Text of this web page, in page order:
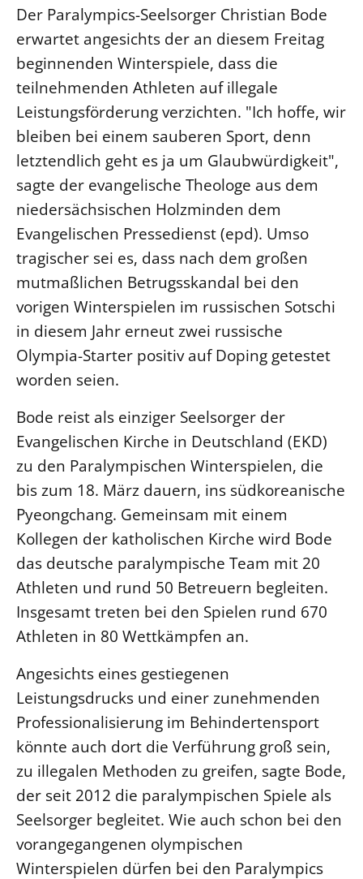
Der Paralympics-Seelsorger Christian Bode
erwartet angesichts der an diesem Freitag
beginnenden Winterspiele, dass die
teilnehmenden Athleten auf illegale
Leistungsförderung verzichten. "Ich hoffe, wir
bleiben bei einem sauberen Sport, denn
letztendlich geht es ja um Glaubwürdigkeit",
sagte der evangelische Theologe aus dem
niedersächsischen Holzminden dem
Evangelischen Pressedienst (epd). Umso
tragischer sei es, dass nach dem großen
mutmaßlichen Betrugsskandal bei den
vorigen Winterspielen im russischen Sotschi
in diesem Jahr erneut zwei russische
Olympia-Starter positiv auf Doping getestet
worden seien.
Bode reist als einziger Seelsorger der
Evangelischen Kirche in Deutschland (EKD)
zu den Paralympischen Winterspielen, die
bis zum 18. März dauern, ins südkoreanische
Pyeongchang. Gemeinsam mit einem
Kollegen der katholischen Kirche wird Bode
das deutsche paralympische Team mit 20
Athleten und rund 50 Betreuern begleiten.
Insgesamt treten bei den Spielen rund 670
Athleten in 80 Wettkämpfen an.
Angesichts eines gestiegenen
Leistungsdrucks und einer zunehmenden
Professionalisierung im Behindertensport
könnte auch dort die Verführung groß sein,
zu illegalen Methoden zu greifen, sagte Bode,
der seit 2012 die paralympischen Spiele als
Seelsorger begleitet. Wie auch schon bei den
vorangegangenen olympischen
Winterspielen dürfen bei den Paralympics
Kantine Speiseplan
Kirchliches Amtsblatt
Kirchliche Verwaltung
Klimaschutzgesetz
Kunstreferat
NKVK
Öffentlichkeitsarbeit
Personalausschuss
Projektmanagement
Recht
Terminstundenplaner